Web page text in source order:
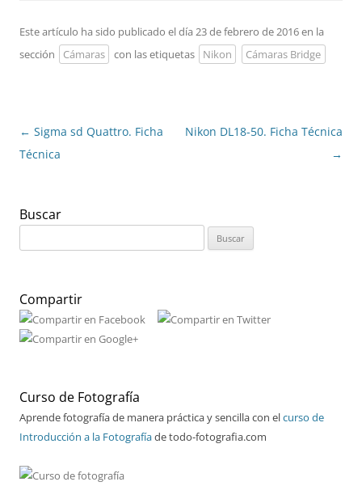
Este artículo ha sido publicado el día 23 de febrero de 2016 en la
sección
Cámaras con las etiquetas Nikon Cámaras Bridge
Navegación
de
← Sigma sd Quattro. Ficha
Técnica
Nikon DL18-50. Ficha Técnica
→
Buscar
Compartir
Curso de Fotografía
Aprende fotografía de manera práctica y sencilla con elcurso de
Introducción a la Fotografíade todo-fotografia.com